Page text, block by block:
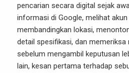
pencarian secara digital sejak
informasi di Google, melihat
membandingkan lokasi,
detail spesifikasi, dan memeriksa
sebelum mengambil keputusan
lain, kesan pertama terhadap